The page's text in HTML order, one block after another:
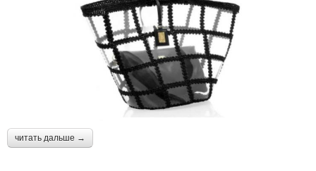
читать дальше →